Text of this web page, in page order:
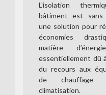
L’isolation
bâtiment est sans
une solution pour
économies
matière
essentiellement dû
du recours aux
de
climatisation.